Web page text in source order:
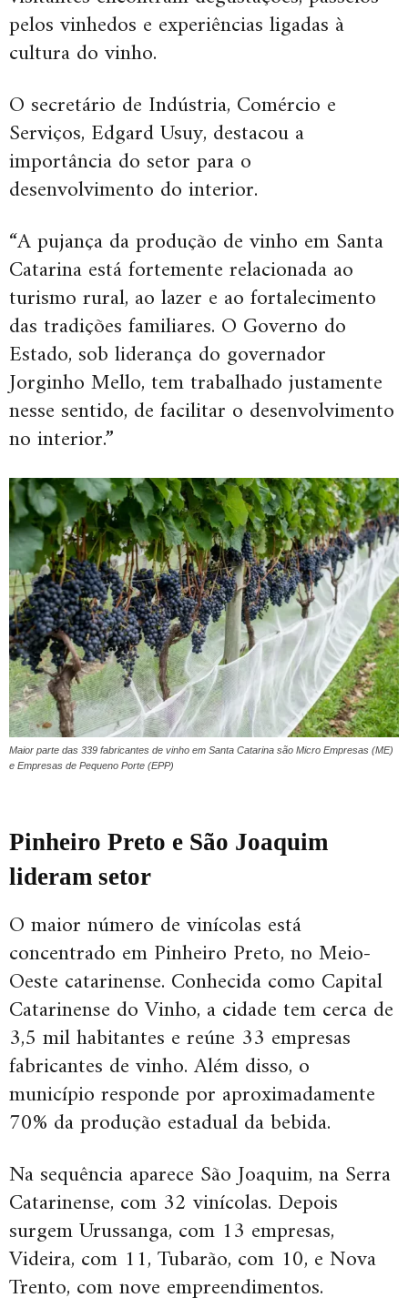
pelos vinhedos e experiências ligadas à
cultura do vinho.
O secretário de Indústria, Comércio e
Serviços, Edgard Usuy, destacou a
importância do setor para o
desenvolvimento do interior.
“A pujança da produção de vinho em Santa
Catarina está fortemente relacionada ao
turismo rural, ao lazer e ao fortalecimento
das tradições familiares. O Governo do
Estado, sob liderança do governador
Jorginho Mello, tem trabalhado justamente
nesse sentido, de facilitar o desenvolvimento
no interior.”
Maior parte das 339 fabricantes de vinho em Santa Catarina são Micro Empresas (ME)
e Empresas de Pequeno Porte (EPP)
Pinheiro Preto e São Joaquim
lideram setor
O maior número de vinícolas está
concentrado em Pinheiro Preto, no Meio-
Oeste catarinense. Conhecida como Capital
Catarinense do Vinho, a cidade tem cerca de
3,5 mil habitantes e reúne 33 empresas
fabricantes de vinho. Além disso, o
município responde por aproximadamente
70% da produção estadual da bebida.
Na sequência aparece São Joaquim, na Serra
Catarinense, com 32 vinícolas. Depois
surgem Urussanga, com 13 empresas,
Videira, com 11, Tubarão, com 10, e Nova
Trento, com nove empreendimentos.